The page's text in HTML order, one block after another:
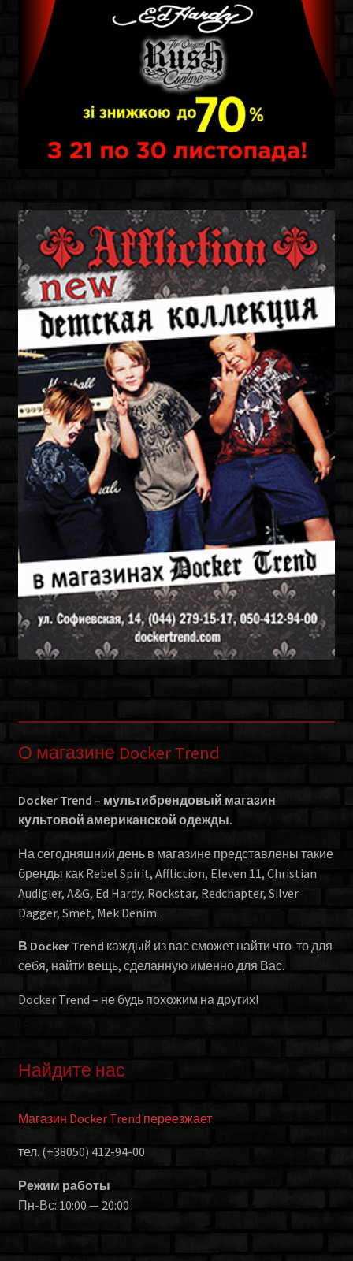
О магазине Docker Trend
Docker Trend – мультибрендовый магазин
культовой американской одежды.
На сегодняшний день в магазине представлены такие
бренды как Rebel Spirit, Affliction, Eleven 11, Christian
Audigier, A&G, Ed Hardy, Rockstar, Redchapter, Silver
Dagger, Smet, Mek Denim.
В Docker Trend каждый из вас сможет найти что-то для
себя, найти вещь, сделанную именно для Вас.
Docker Trend – не будь похожим на других!
Найдите нас
Магазин Docker Trend переезжает
тел. (+38050) 412-94-00
Режим работы
Пн-Вс: 10:00 — 20:00